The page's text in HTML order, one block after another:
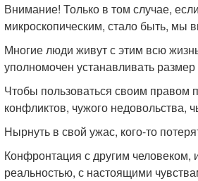
Внимание! Только в том случае,
микроскопическим, стало быть, мы
Многие люди живут с этим всю
уполномочен устанавливать размер
Чтобы пользоваться своим правом
конфликтов, чужого недовольства,
Нырнуть в свой ужас, кого-то
Конфронтация с другим человеком,
реальностью, с настоящими